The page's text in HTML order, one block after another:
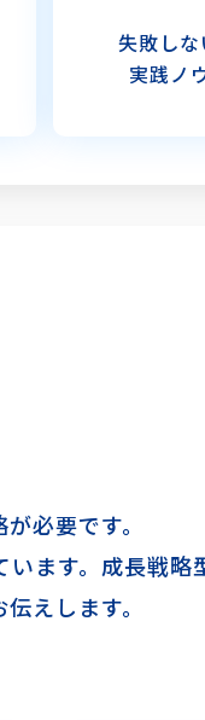
失敗し
実践ノ
必要です。
ます。成長戦略
えします。